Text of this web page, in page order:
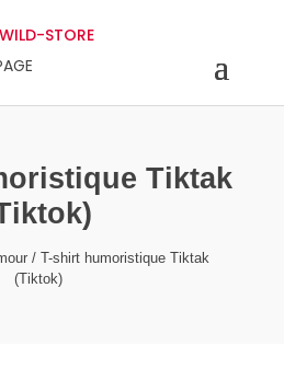
Tiktak
/ T-shirt humoristique Tiktak
(Tiktok)